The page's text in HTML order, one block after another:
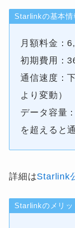
Starlinkの基本情
月額料金：
初期費用：
通信速度：
より変動）
データ容量
を超えると
詳細はStarlink
Starlinkのメリッ